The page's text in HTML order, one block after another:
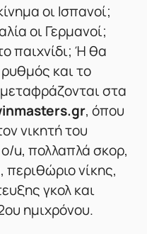
οι Ισπανοί;
οι Γερμανοί;
παιχνίδι; Ή θα
και το
στα
, όπου
νικητή του
u, πολλαπλά σκορ,
περιθώριο νίκης,
γκολ και
ημιχρόνου.